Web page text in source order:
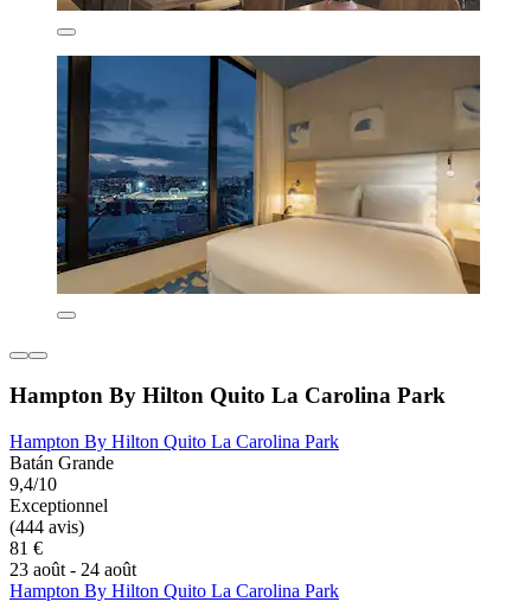
Hampton By Hilton Quito La Carolina Park
Hampton By Hilton Quito La Carolina Park
Batán Grande
9,4/10
Exceptionnel
(444 avis)
81 €
23 août - 24 août
Hampton By Hilton Quito La Carolina Park